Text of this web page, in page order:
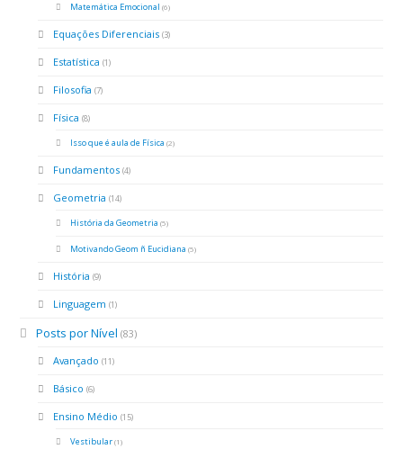
Matemática Emocional (6)
Equações Diferenciais (3)
Estatística (1)
Filosofia (7)
Física (8)
Isso que é aula de Física (2)
Fundamentos (4)
Geometria (14)
História da Geometria (5)
Motivando Geom ñ Eucidiana (5)
História (9)
Linguagem (1)
Posts por Nível (83)
Avançado (11)
Básico (6)
Ensino Médio (15)
Vestibular (1)